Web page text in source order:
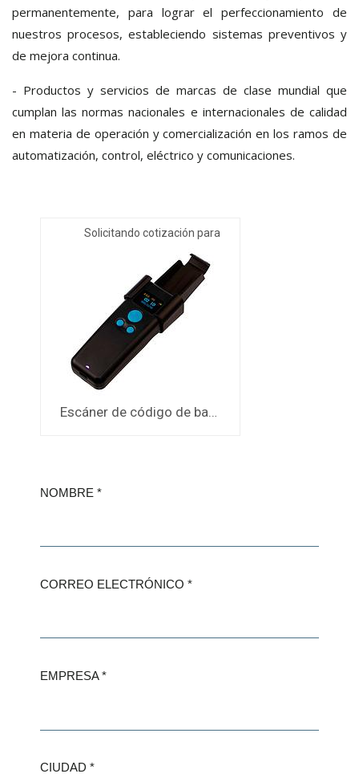
permanentemente, para lograr el perfeccionamiento de
nuestros procesos, estableciendo sistemas preventivos y
de mejora continua.
- Productos y servicios de marcas de clase mundial que
cumplan las normas nacionales e internacionales de calidad
en materia de operación y comercialización en los ramos de
automatización, control, eléctrico y comunicaciones.
Solicitando cotización para
Escáner de código de barras RapidID, para cables PanNet de cobre y PanNet de fibra - RPDSCN
NOMBRE
CORREO ELECTRÓNICO
EMPRESA
CIUDAD